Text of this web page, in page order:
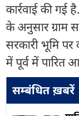
कार्रवाई की गई
के अनुसार ग्राम
सरकारी भूमि
में पूर्व में पारित
सम्बंधित ख़बरें